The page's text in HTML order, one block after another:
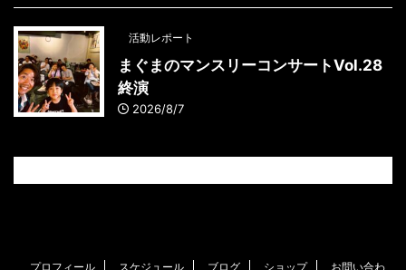
活動レポート
まぐまのマンスリーコンサートVol.28
終演
2026/8/7
プロフィール スケジュール ブログ ショップ お問い合わ